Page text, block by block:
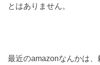
とはありません。
最近のamazonなんかは